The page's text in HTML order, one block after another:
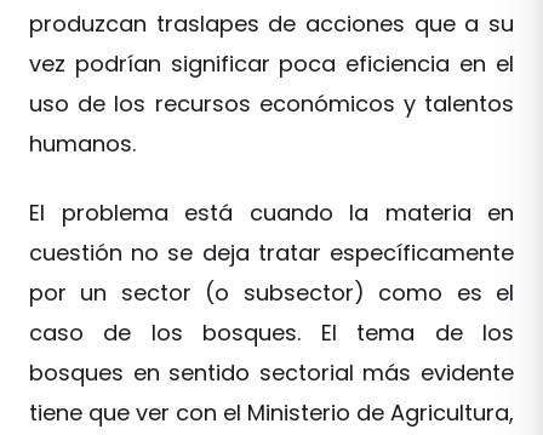
produzcan traslapes de acciones que a su
vez podrían significar poca eficiencia en el
uso de los recursos económicos y talentos
humanos.
El problema está cuando la materia en
cuestión no se deja tratar específicamente
por un sector (o subsector) como es el
caso de los bosques. El tema de los
bosques en sentido sectorial más evidente
tiene que ver con el Ministerio de Agricultura,